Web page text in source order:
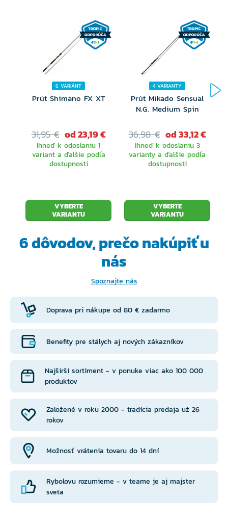
6 VARIÁNT
Prút Shimano FX XT
31,95 € od 23,19 €
Ihneď k odoslaniu 1
variant a ďalšie podľa
dostupnosti
VYBERTE
VARIANTU
4 VARIANTY
Prút Mikado Sensual
N.G. Medium Spin
36,98 € od 33,12 €
Ihneď k odoslaniu 3
varianty a ďalšie podľa
dostupnosti
VYBERTE
VARIANTU
6 dôvodov, prečonakúpiť u
nás
Spoznajte nás
Doprava pri nákupe od 80 € zadarmo
Založené v roku 2000 - tradícia predaja už 26
rokov
Benefity pre stálych aj nových zákazníkov
Možnosť vrátenia tovaru do 14 dní
Najširší sortiment - v ponuke viac ako 100 000
produktov
Rybolovu rozumieme - v teame je aj majster
sveta